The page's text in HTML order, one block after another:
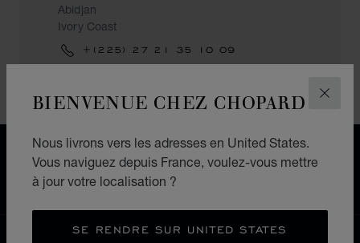
BIENVENUE CHEZ CHOPARD
Nous livrons vers les adresses en United States.
Vous naviguez depuis France, voulez-vous mettre
à jour votre localisation ?
SE RENDRE SUR UNITED STATES
Abidjan
Ivory Coast
+(225) 27 21 35 10 09
LIVRAISON OFFERTE
PAIEMENT SÉCURISÉ
RETOURS & ÉCHANGES